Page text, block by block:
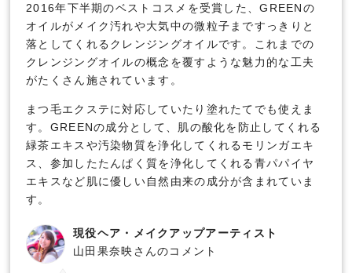
2016年下半期のベストコスメを受賞した、GREENの
オイルがメイク汚れや大気中の微粒子まですっきりと
落としてくれるクレンジングオイルです。これまでの
クレンジングオイルの概念を覆すような魅力的な工夫
がたくさん施されています。
まつ毛エクステに対応していたり塗れたてでも使えま
す。GREENの成分として、肌の酸化を防止してくれる
緑茶エキスや汚染物質を浄化してくれるモリンガエキ
ス、参加したたんぱく質を浄化してくれる青パパイヤ
エキスなど肌に優しい自然由来の成分が含まれていま
す。
現役ヘア・メイクアップアーティスト
山田果奈映さんのコメント